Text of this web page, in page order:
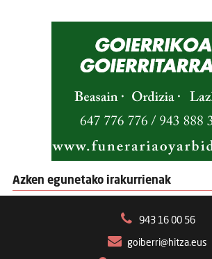
Azken egunetako irakurrienak
943 16 00 56
goiberri@hitza.eus